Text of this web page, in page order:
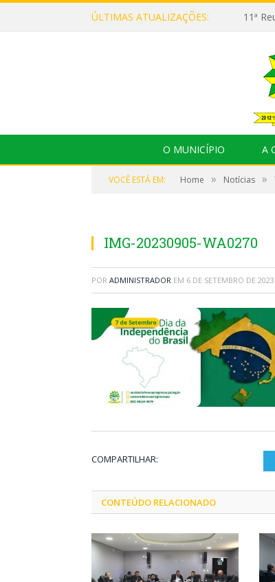
ÚLTIMAS ATUALIZAÇÕES:
O MUNICÍPIO A
VOCÊ ESTÁ EM: Home » Notícias »
IMG-20230905-WA0270
POR ADMINISTRADOR EM 6 DE SETEMBRO DE 2023
COMPARTILHAR:
CONTEÚDO RELACIONADO